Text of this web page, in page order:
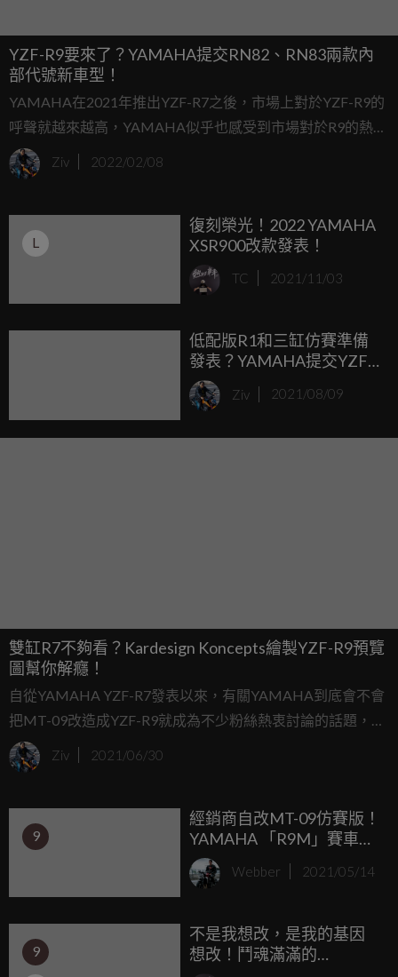
YZF-R9要來了？YAMAHA提交RN82、RN83兩款內
部代號新車型！
YAMAHA在2021年推出YZF-R7之後，市場上對於YZF-R9的
呼聲就越來越高，YAMAHA似乎也感受到市場對於R9的熱烈
期盼，在近日曝光兩款疑似YZF-R9的車輛內部代號RN82、
RN83，對應先前YAMAHA在海外的專利註冊，讓人越來越
Ziv 2022/02/08
L
復刻榮光！2022 YAMAHA
XSR900改款發表！
TC 2021/11/03
低配版R1和三缸仿賽準備
發表？YAMAHA提交YZF-
R2、YZF-R9註冊商標專
利！
Ziv 2021/08/09
雙缸R7不夠看？Kardesign Koncepts繪製YZF-R9預覽
圖幫你解癮！
自從YAMAHA YZF-R7發表以來，有關YAMAHA到底會不會
把MT-09改造成YZF-R9就成為不少粉絲熱衷討論的話題，確
實必須說，YZF-R7縱然有著更好的性價比，但MT-09那狂野
的三缸引擎動力和源自R1的電控系統，不拿來打造一台YZF-
Ziv 2021/06/30
9
經銷商自改MT-09仿賽版！
YAMAHA 「R9M」賽車設
定、動力暴漲
Webber 2021/05/14
9
不是我想改，是我的基因
想改！鬥魂滿滿的